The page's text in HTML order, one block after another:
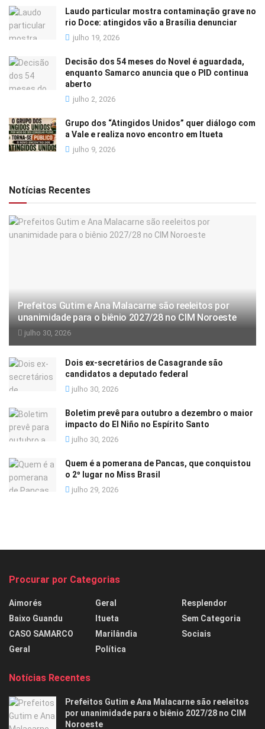
Laudo particular mostra contaminação grave no
rio Doce: atingidos vão a Brasília denunciar
julho 19, 2026
Decisão dos 54 meses do Novel é aguardada,
enquanto Samarco anuncia que o PID continua
aberto
julho 2, 2026
Grupo dos “Atingidos Unidos” quer diálogo com
a Vale e realiza novo encontro em Itueta
julho 9, 2026
Notícias Recentes
Prefeitos Gutim e Ana Malacarne são reeleitos por
unanimidade para o biênio 2027/28 no CIM Noroeste
julho 30, 2026
Dois ex-secretários de Casagrande são
candidatos a deputado federal
julho 30, 2026
Boletim prevê para outubro a dezembro o maior
impacto do El Niño no Espírito Santo
julho 30, 2026
Quem é a pomerana de Pancas, que conquistou
o 2º lugar no Miss Brasil
julho 29, 2026
Procurar por Categorias
Aimorés
Baixo Guandu
CASO SAMARCO
Geral
Geral
Itueta
Marilândia
Política
Resplendor
Sem Categoria
Sociais
Notícias Recentes
Prefeitos Gutim e Ana Malacarne são reeleitos
por unanimidade para o biênio 2027/28 no CIM
Noroeste